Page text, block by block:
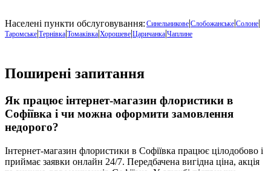
Населені пункти обслуговування: Синельникове Слобожанське Солоне
Таромське Тернівка Томаківка Хорошеве Царичанка Чаплине
Поширені запитання
Як працює інтернет-магазин флористики в
Софіївка і чи можна оформити замовлення
недорого?
Інтернет-магазин флористики в Софіївка працює цілодобово і
приймає заявки онлайн 24/7. Передбачена вигідна ціна, акція